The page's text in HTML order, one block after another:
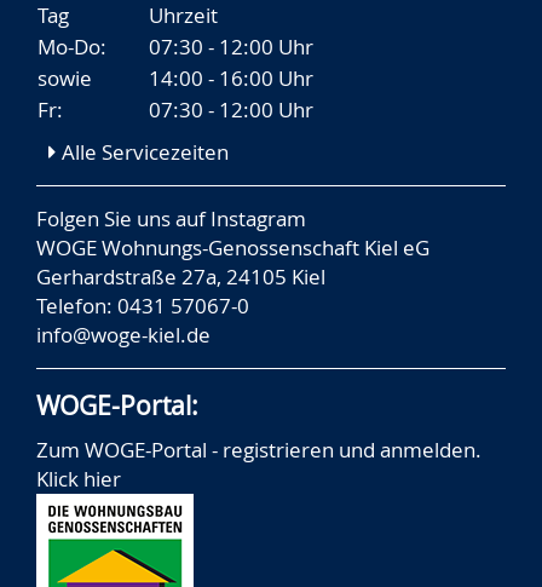
Tag
Uhrzeit
Mo-Do:
07:30 - 12:00 Uhr
sowie
14:00 - 16:00 Uhr
Fr:
07:30 - 12:00 Uhr
Alle Servicezeiten
Folgen Sie uns aufInstagram
WOGE Wohnungs-Genossenschaft Kiel eG
Gerhardstraße 27a, 24105 Kiel
Telefon: 0431 57067-0
info@woge-kiel.de
WOGE-Portal:
Zum WOGE-Portal - registrieren und anmelden.
Klick hier